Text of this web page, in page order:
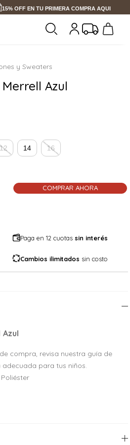
15% OFF EN TU PRIMERA COMPRA AQUI
y Sweaters
Azul
12 14 16
COMPRAR AHORA
Paga en 12 cuotassin interés
Cambios ilimitados sin costo
compra, revisa nuestra guía de
para tus niños.